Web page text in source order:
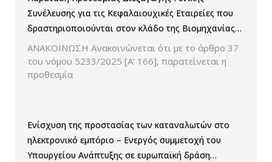
Συνέλευσης για τις Κεφαλαιουχικές Εταιρείες που
δραστηριοποιούνται στον κλάδο της Βιομηχανίας
Παραγωγής και Εμπορίας Φαρμάκων
ΑΝΑΚΟΙΝΩΣΗ Ανακοινώνεται ότι με το άρθρο 37
του νόμου 5233/2025 [Α’ 166], παρατείνεται η
προθεσμία
Ενίσχυση της προστασίας των καταναλωτών στο
ηλεκτρονικό εμπόριο – Ενεργός συμμετοχή του
Υπουργείου Ανάπτυξης σε ευρωπαϊκή δράση